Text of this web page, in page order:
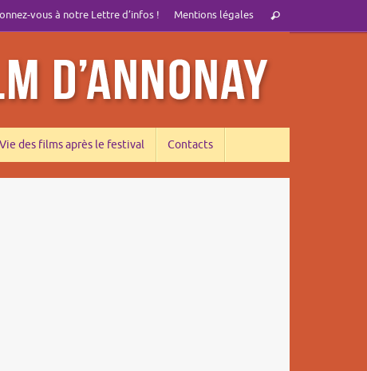
vous à notre Lettre d’infos ! Mentions légales
pour
Rechercher
Vie des films après le festival Contacts